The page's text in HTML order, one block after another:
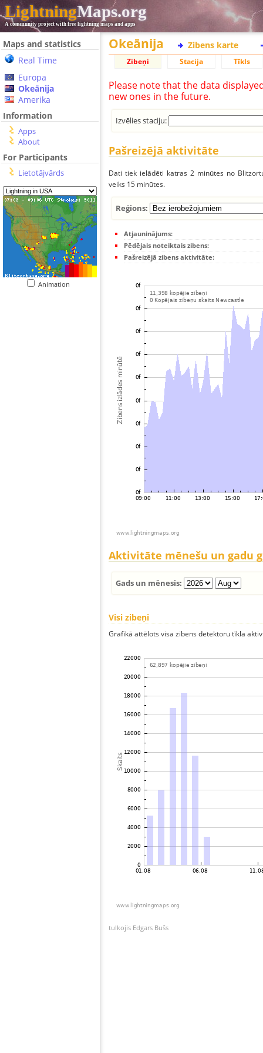
LightningMaps.org
A community project with free lightning maps and apps
Maps and statistics
Real Time
Europa
Okeānija
Amerika
Information
Apps
About
For Participants
Lietotājvārds
Animation
Okeānija Zibens karte
Zibeņi Stacija Tīkls
Please note that the data
new ones in the future.
Izvēlies staciju:
Pašreizējā aktivitāte
Dati tiek ielādēti katras 2 minūtes no
veiks 15 minūtes.
Reģions:
Atjauninājums:
Pēdējais noteiktais zibens:
Pašreizējā zibens aktivitāte:
Aktivitāte mēnešu un gadu
Gads un mēnesis:
Visi zibeņi
Grafikā attēlots visa zibens detektoru tīkla
tulkojis Edgars Bušs